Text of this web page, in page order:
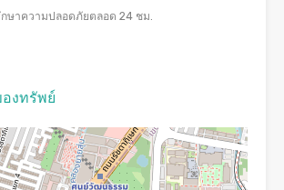
ษาความปลอดภัยตลอด 24 ชม.
งทรัพย์